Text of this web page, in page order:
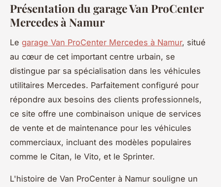
Présentation du garage Van ProCenter
Mercedes à Namur
Le garage Van ProCenter Mercedes à Namur, situé
au cœur de cet important centre urbain, se
distingue par sa spécialisation dans les véhicules
utilitaires Mercedes. Parfaitement configuré pour
répondre aux besoins des clients professionnels,
ce site offre une combinaison unique de services
de vente et de maintenance pour les véhicules
commerciaux, incluant des modèles populaires
comme le Citan, le Vito, et le Sprinter.
L'histoire de Van ProCenter à Namur souligne un